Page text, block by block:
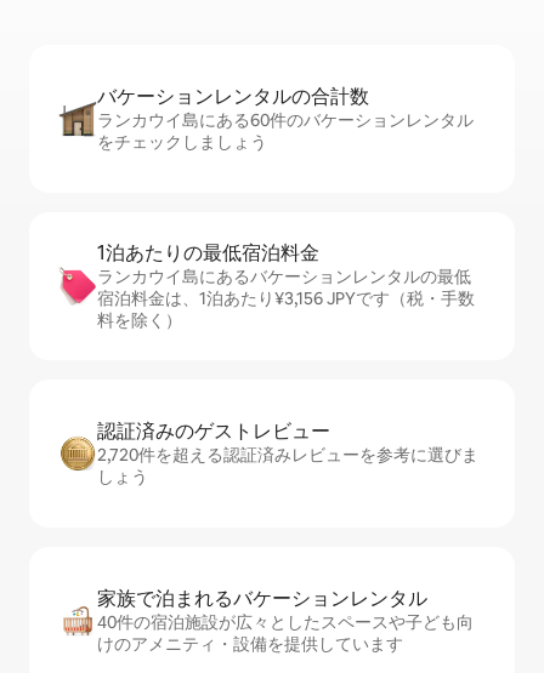
バケーションレ⁠ン⁠タ⁠ル⁠の合⁠計⁠数
ランカウイ島にある60件のバケーションレンタル
をチェックしましょう
1泊あたりの最⁠低⁠宿⁠泊⁠料⁠金
ランカウイ島にあるバケーションレンタルの最低
宿泊料金は、1泊あたり¥3,156 JPYです（税・手数
料を除く）
認証済みのゲ⁠ス⁠ト⁠レ⁠ビ⁠ュ⁠ー
2,720件を超える認証済みレビューを参考に選びま
しょう
家族で泊まれるバ⁠ケ⁠ー⁠シ⁠ョ⁠ンレ⁠ン⁠タ⁠ル
40件の宿泊施設が広々としたスペースや子ども向
けのアメニティ・設備を提供しています